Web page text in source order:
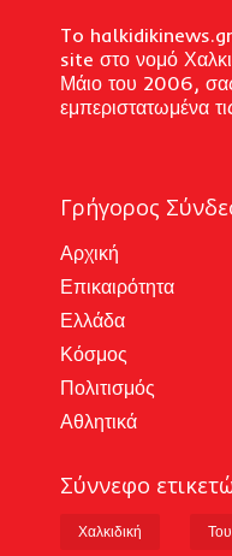
To halkidikinews.gr
site στο νομό
Μάιο του 2006, σας
εμπεριστατωμένα
Γρήγορος
Αρχική
Επικαιρότητα
Ελλάδα
Κόσμος
Πολιτισμός
Αθλητικά
Σύννεφο
Χαλκιδική